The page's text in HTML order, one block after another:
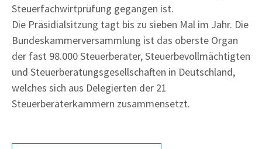
Steuerfachwirtprüfung gegangen ist.
Die Präsidialsitzung tagt bis zu sieben Mal im Jahr. Die
Bundeskammerversammlung ist das oberste Organ
der fast 98.000 Steuerberater, Steuerbevollmächtigten
und Steuerberatungsgesellschaften in Deutschland,
welches sich aus Delegierten der 21
Steuerberaterkammern zusammensetzt.